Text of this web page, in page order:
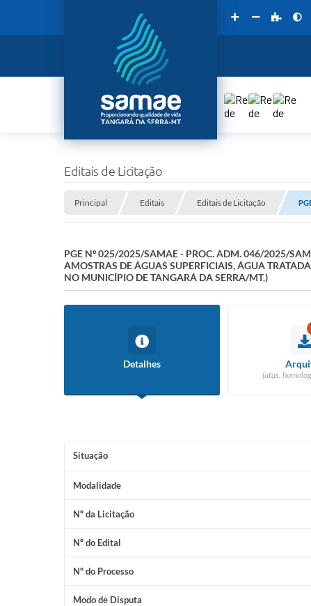
Editais de Licitação
Principal Editais Editais de Licitação
PGE Nº 025/2025/SAMAE - PROC. ADM. 046/2025/
AMOSTRAS DE ÁGUAS SUPERFICIAIS, ÁGUA
NO MUNICÍPIO DE TANGARÁ DA SERRA/MT.)
Detalhes
(atas,
Situação
Modalidade
Nº da Licitação
Nº do Edital
Nº do Processo
Modo de Disputa